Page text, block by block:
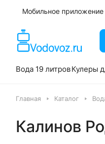
Мобильное приложение
Вода 19 литровКулеры
Главная Каталог
Калинов